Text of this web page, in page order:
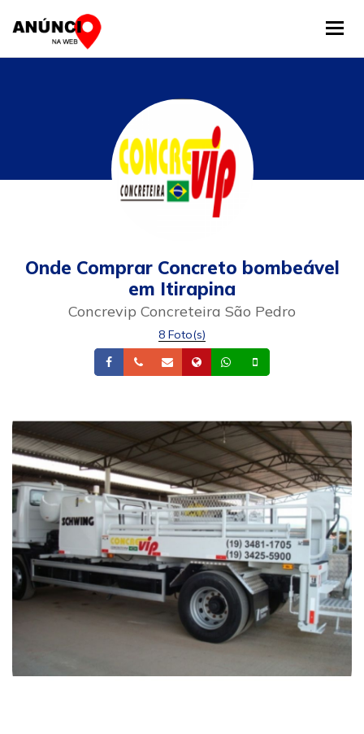
Onde Comprar Concreto bombeável
em Itirapina
Concrevip Concreteira São Pedro
8 Foto(s)
FacebookTelefoneEmail Site Whatsapp